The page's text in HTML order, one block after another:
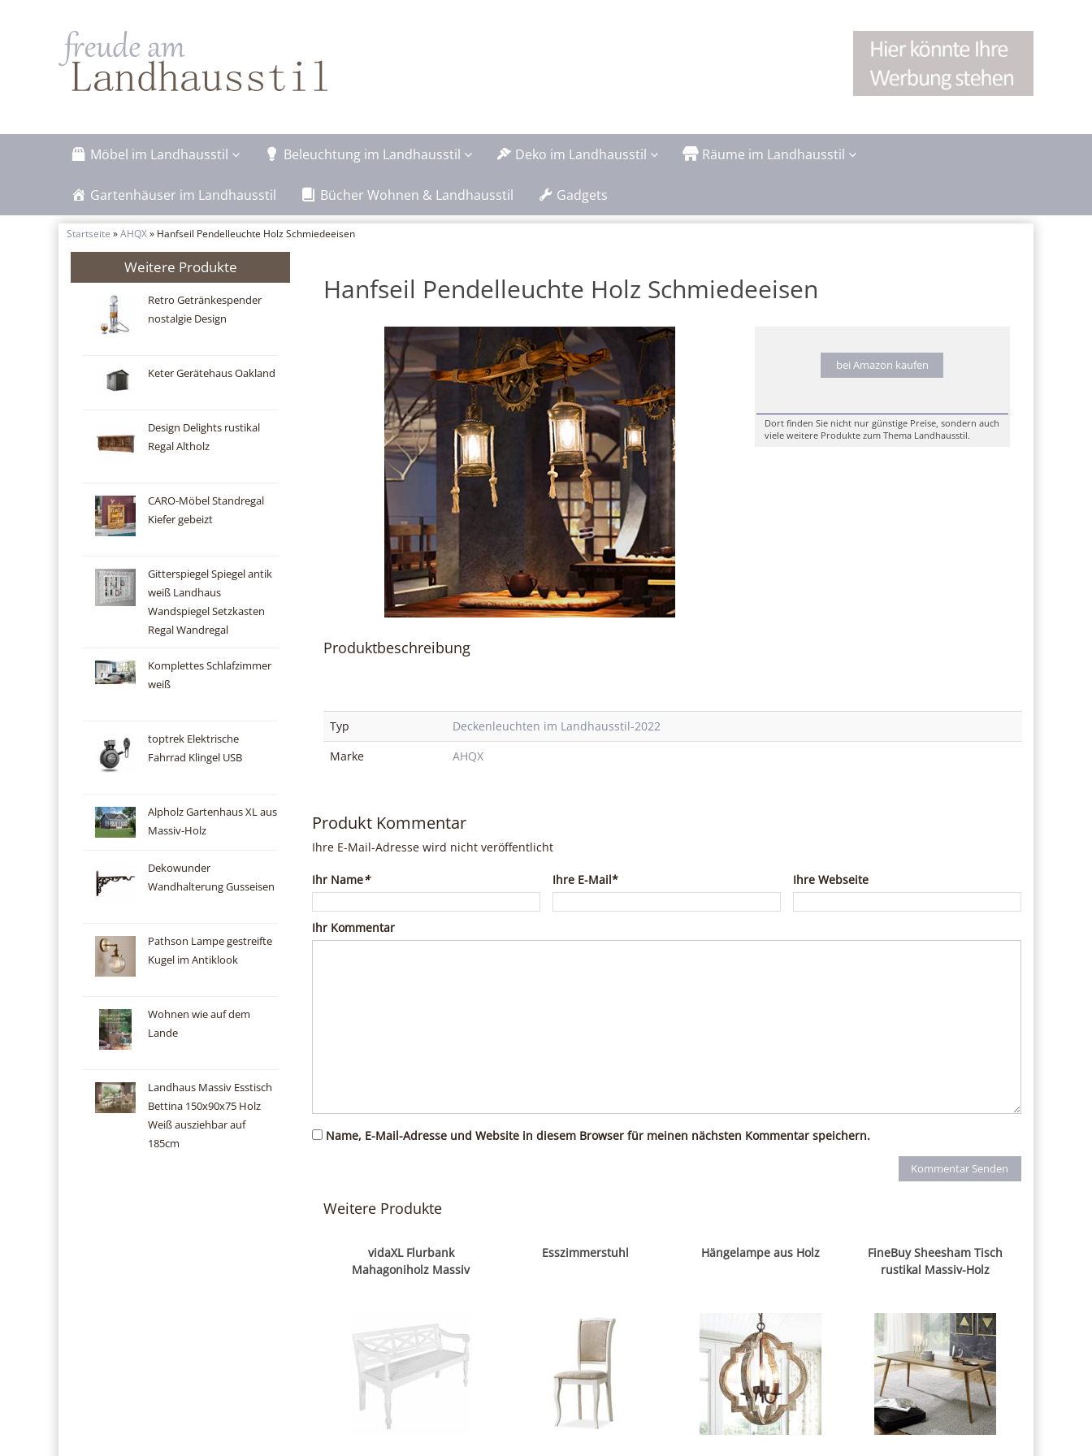
Möbel im Landhausstil Beleuchtung im Landhausstil Deko im Landhausstil Räume im Landhausstil
Gartenhäuser im Landhausstil Bücher Wohnen & Landhausstil Gadgets
Startseite »AHQX» Hanfseil Pendelleuchte Holz Schmiedeeisen
Weitere Produkte
Retro Getränkespender
nostalgie Design
Keter Gerätehaus Oakland
Design Delights rustikal
Regal Altholz
CARO-Möbel Standregal
Kiefer gebeizt
Gitterspiegel Spiegel antik
weiß Landhaus
Wandspiegel Setzkasten
Regal Wandregal
Komplettes Schlafzimmer
weiß
toptrek Elektrische
Fahrrad Klingel USB
Alpholz Gartenhaus XL aus
Massiv-Holz
Dekowunder
Wandhalterung Gusseisen
Pathson Lampe gestreifte
Kugel im Antiklook
Wohnen wie auf dem
Lande
Landhaus Massiv Esstisch
Bettina 150x90x75 Holz
Weiß ausziehbar auf
185cm
Hanfseil Pendelleuchte Holz Schmiedeeisen
bei Amazon kaufen
Dort finden Sie nicht nur günstige Preise, sondern auch
viele weitere Produkte zum Thema Landhausstil.
Produktbeschreibung
Typ
Deckenleuchten im Landhausstil-2022
Marke
AHQX
Produkt Kommentar
Ihre E-Mail-Adresse wird nicht veröffentlicht
Ihr Name* Ihre E-Mail* Ihre Webseite
Ihr Kommentar
Name, E-Mail-Adresse und Website in diesem Browser für meinen nächsten Kommentar speichern.
Weitere Produkte
vidaXL Flurbank
Mahagoniholz Massiv
Esszimmerstuhl Hängelampe aus Holz
FineBuy Sheesham Tisch
rustikal Massiv-Holz